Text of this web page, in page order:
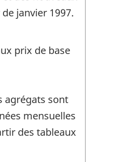
janvier 1997.
prix de base
agrégats sont
mensuelles
des tableaux